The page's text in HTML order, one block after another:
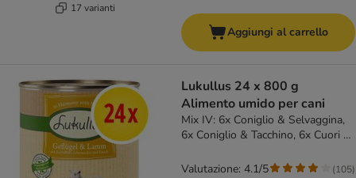
17 varianti
Aggiungi al carrello
Lukullus 24 x 800 g
Alimento umido per cani
Mix IV: 6x Coniglio & Selvaggina,
6x Coniglio & Tacchino, 6x Cuori di
Tacchino
Valutazione: 4.1/5 (105)